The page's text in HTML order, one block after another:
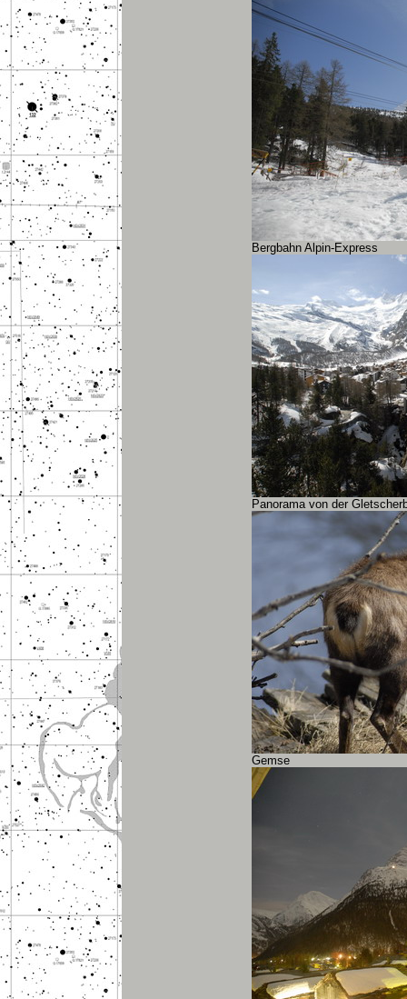
Bergbahn Alpin-Express
Panorama von der
Gemse